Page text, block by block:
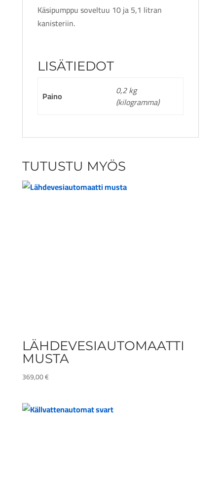
Käsipumppu soveltuu 10 ja 5,1 litran
kanisteriin.
LISÄTIEDOT
Paino
0,2 kg
(kilogramma)
TUTUSTU MYÖS
LÄHDEVESIAUTOMAATTI
MUSTA
369,00€